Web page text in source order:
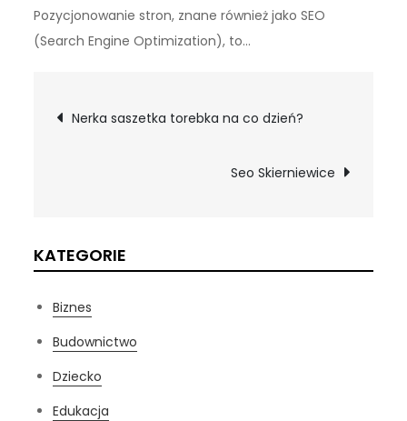
Pozycjonowanie stron, znane również jako SEO
(Search Engine Optimization), to…
Nawigacja
Nerka saszetka torebka na co dzień?
Seo Skierniewice
KATEGORIE
Biznes
Budownictwo
Dziecko
Edukacja